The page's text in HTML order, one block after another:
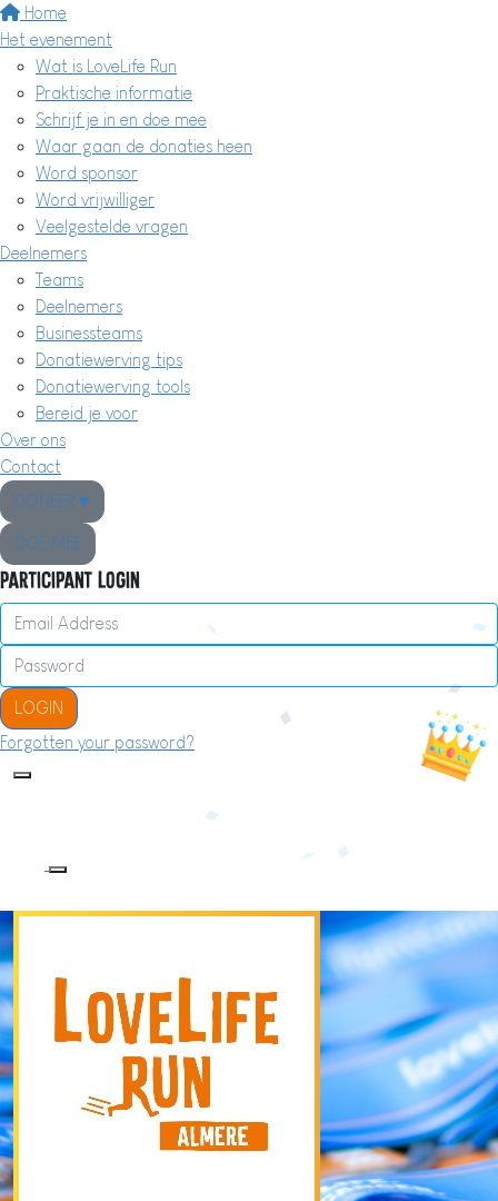
Home
Het evenement
Wat is LoveLife Run
Praktische informatie
Schrijf je in en doe mee
Waar gaan de donaties heen
Word sponsor
Word vrijwilliger
Veelgestelde vragen
Deelnemers
Teams
Deelnemers
Businessteams
Donatiewerving tips
Donatiewerving tools
Bereid je voor
Over ons
Contact
DONEER ♥
DOE MEE
Participant Login
LOGIN
Forgotten your password?